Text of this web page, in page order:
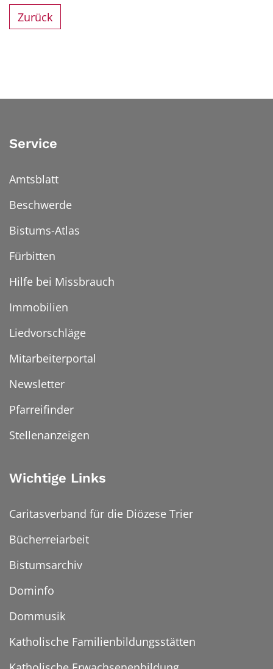
Zurück
Service
Amtsblatt
Beschwerde
Bistums-Atlas
Fürbitten
Hilfe bei Missbrauch
Immobilien
Liedvorschläge
Mitarbeiterportal
Newsletter
Pfarreifinder
Stellenanzeigen
Wichtige Links
Caritasverband für die Diözese Trier
Bücherreiarbeit
Bistumsarchiv
Dominfo
Dommusik
Katholische Familienbildungsstätten